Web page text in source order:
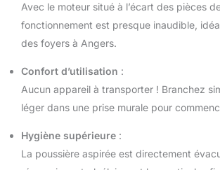
Avec le moteur situé à l’écart des pièces
fonctionnement est presque inaudible,
des foyers à Angers.
Confort d’utilisation :
Aucun appareil à transporter ! Branchez
léger dans une prise murale pour
Hygiène supérieure :
La poussière aspirée est directement